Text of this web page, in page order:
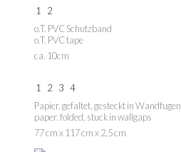
1
2
o.T. PVC Schutzband
o.T. PVC tape
ca. 10cm
1 2 3 4
Papier. gefaltet, gesteckt in Wandfugen
paper. folded, stuck in wallgaps
77 cm x 117 cm x 2,5 cm